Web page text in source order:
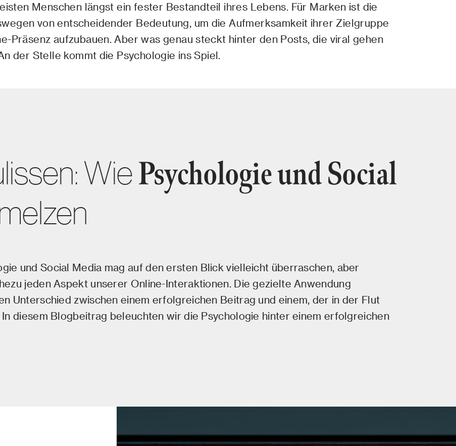
Menschen längst ein fester Bestandteil ihres Lebens. Für Marken ist die
von entscheidender Bedeutung, um die Aufmerksamkeit ihrer Zielgruppe
Präsenz aufzubauen. Aber was genau steckt hinter den Posts, die viral gehen
der Stelle kommt die Psychologie ins Spiel.
WiePsychologie und Social
und Social Media mag auf den ersten Blick vielleicht überraschen, aber
jeden Aspekt unserer Online-Interaktionen. Die gezielte Anwendung
Unterschied zwischen einem erfolgreichen Beitrag und einem, der in der Flut
diesem Blogbeitrag beleuchten wir die Psychologie hinter einem erfolgreichen